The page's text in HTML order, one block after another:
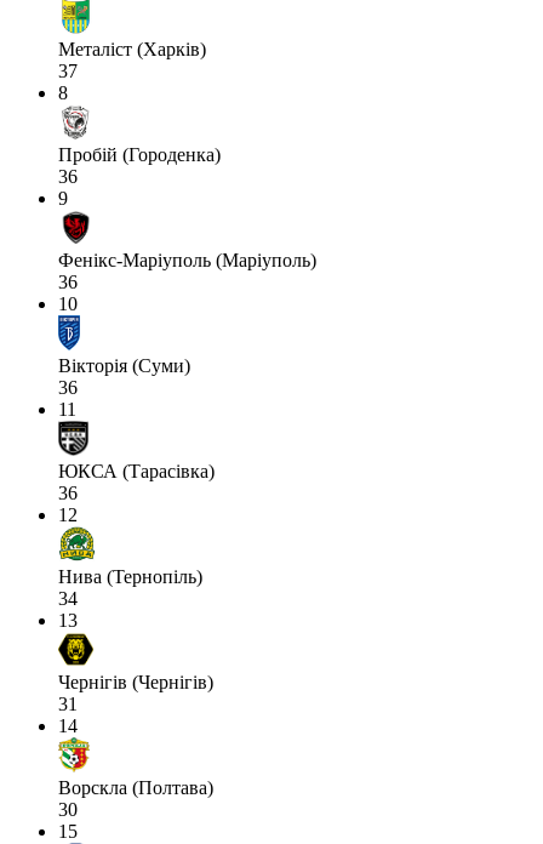
Металіст (Харків)
37
8
Пробій (Городенка)
36
9
Фенікс-Маріуполь (Маріуполь)
36
10
Вікторія (Суми)
36
11
ЮКСА (Тарасівка)
36
12
Нива (Тернопіль)
34
13
Чернігів (Чернігів)
31
14
Ворскла (Полтава)
30
15